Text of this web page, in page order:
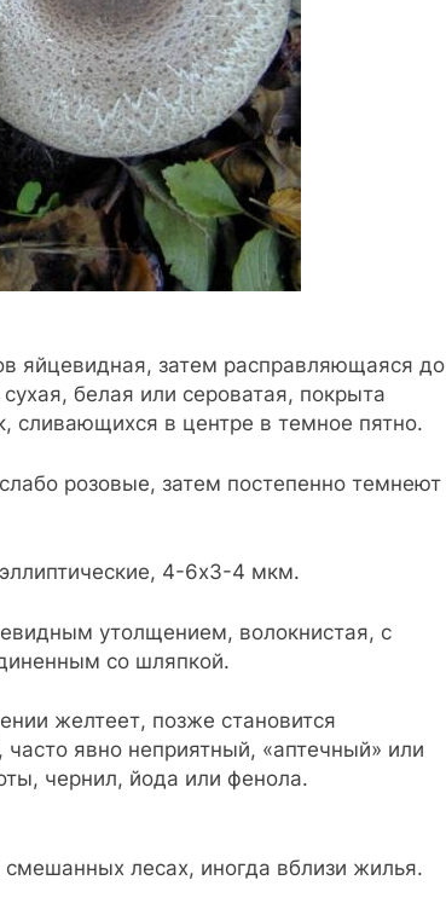
яйцевидная, затем расправляющаяся до
белая или сероватая, покрыта
сливающихся в центре в темное пятно.
розовые, затем постепенно темнеют
4-6х3-4 мкм.
утолщением, волокнистая, с
со шляпкой.
желтеет, позже становится
явно неприятный, «аптечный» или
чернил, йода или фенола.
лесах, иногда вблизи жилья.